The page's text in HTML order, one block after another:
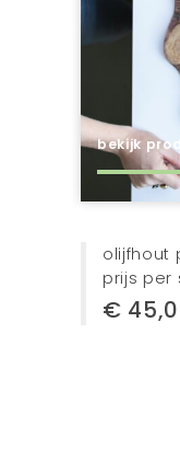
bekijk
olijfhout
prijs per
€